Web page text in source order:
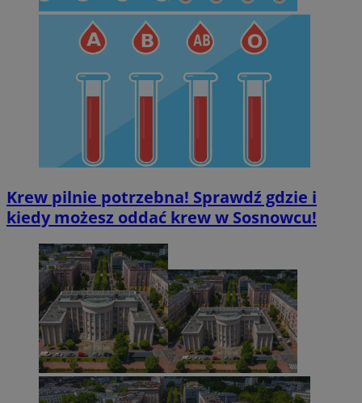
Krew pilnie potrzebna! Sprawdź gdzie i
kiedy możesz oddać krew w Sosnowcu!